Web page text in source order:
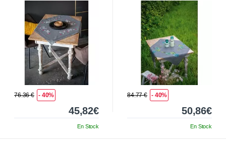
76.36 € - 40%
45,82€
En Stock
84.77 € - 40%
50,86€
En Stock